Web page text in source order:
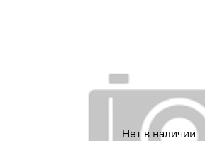
Нет в наличии